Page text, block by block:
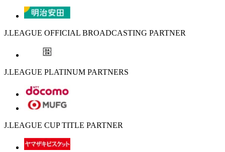
J.LEAGUE OFFICIAL BROADCASTING PARTNER
J.LEAGUE PLATINUM PARTNERS
J.LEAGUE CUP TITLE PARTNER